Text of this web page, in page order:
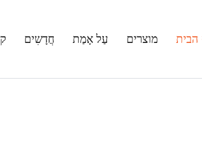
הבית מוצרים עַל אָמַת חֲדָשִים